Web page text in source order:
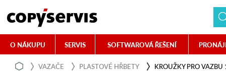
O NÁKUPU SERVIS SOFTWAROVÁ ŘEŠENÍ
VAZAČE PLASTOVÉ HŘBETY KROUŽKY PRO